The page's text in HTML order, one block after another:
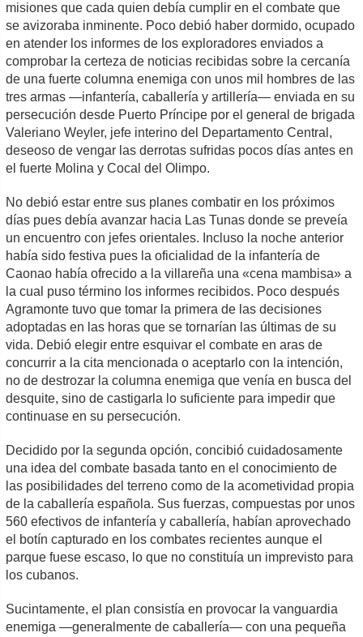
misiones que cada quien debía cumplir en el combate que
se avizoraba inminente. Poco debió haber dormido, ocupado
en atender los informes de los exploradores enviados a
comprobar la certeza de noticias recibidas sobre la cercanía
de una fuerte columna enemiga con unos mil hombres de las
tres armas —infantería, caballería y artillería— enviada en su
persecución desde Puerto Príncipe por el general de brigada
Valeriano Weyler, jefe interino del Departamento Central,
deseoso de vengar las derrotas sufridas pocos días antes en
el fuerte Molina y Cocal del Olimpo.
No debió estar entre sus planes combatir en los próximos
días pues debía avanzar hacia Las Tunas donde se preveía
un encuentro con jefes orientales. Incluso la noche anterior
había sido festiva pues la oficialidad de la infantería de
Caonao había ofrecido a la villareña una «cena mambisa» a
la cual puso término los informes recibidos. Poco después
Agramonte tuvo que tomar la primera de las decisiones
adoptadas en las horas que se tornarían las últimas de su
vida. Debió elegir entre esquivar el combate en aras de
concurrir a la cita mencionada o aceptarlo con la intención,
no de destrozar la columna enemiga que venía en busca del
desquite, sino de castigarla lo suficiente para impedir que
continuase en su persecución.
Decidido por la segunda opción, concibió cuidadosamente
una idea del combate basada tanto en el conocimiento de
las posibilidades del terreno como de la acometividad propia
de la caballería española. Sus fuerzas, compuestas por unos
560 efectivos de infantería y caballería, habían aprovechado
el botín capturado en los combates recientes aunque el
parque fuese escaso, lo que no constituía un imprevisto para
los cubanos.
Sucintamente, el plan consistía en provocar la vanguardia
enemiga —generalmente de caballería— con una pequeña